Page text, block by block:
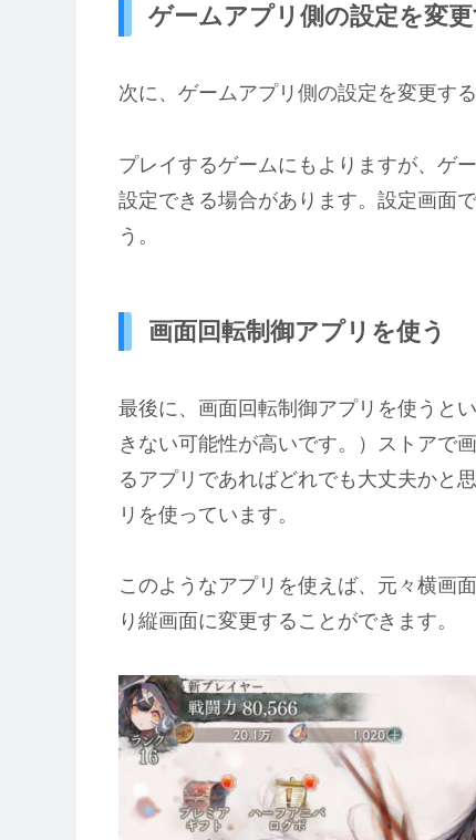
ゲームアプリ側の設定を変
次に、ゲームアプリ側の設定を変更する
プレイするゲームにもよりますが、ゲ
設定できる場合があります。設定画面
う。
画面回転制御アプリを使う
最後に、画面回転制御アプリを使うと
きない可能性が高いです。）ストアで
るアプリであればどれでも大丈夫かと
リを使っています。
このようなアプリを使えば、元々横画
り縦画面に変更することができます。